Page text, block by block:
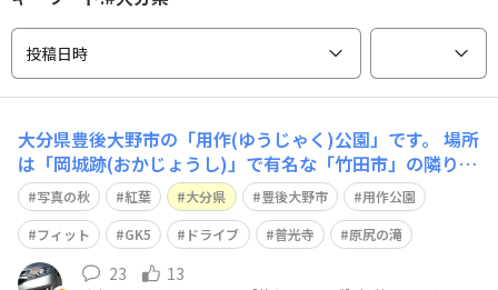
投稿日時
大分県豊後大野市の「用作(ゆうじゃく)公園」です。 場所
は「岡城跡(おかじょうし)」で有名な「竹田市」の隣りと
言った方が分かりやすいかも知れません。^^; 紅葉時期は
クルマが混み合いますので、何とか平日に訪れてみてくだ
さい。駐車場は２段に分かれていて、空いているなら下の
段の方が楽です。(そこから公
写真の秋 紅葉 大分県 豊後大野市
用作公園
フィット
GK5 ドライブ 普光寺 原尻の滝
23 13